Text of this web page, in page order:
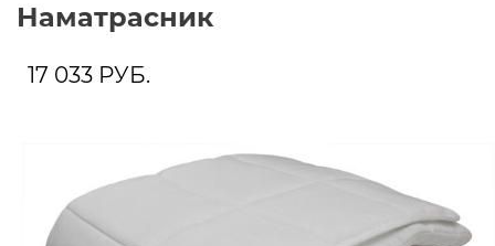
Наматрасник
17 033 РУБ.